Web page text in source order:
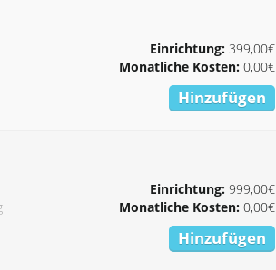
Einrichtung:399,00€
Monatliche Kosten:0,00€
Hinzufügen
Einrichtung:999,00€
Monatliche Kosten:0,00€
Hinzufügen